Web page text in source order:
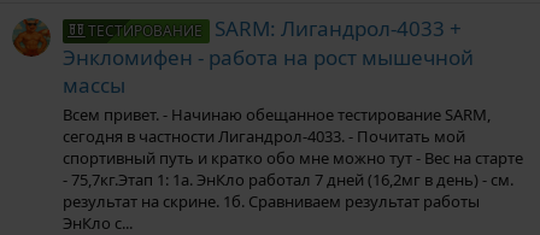
ТЕСТИРОВАНИЕ
SARM: Лигандрол-4033 +
Энкломифен - работа на рост мышечной
массы
Всем привет. - Начинаю обещанное тестирование SARM,
сегодня в частности Лигандрол-4033. - Почитать мой
спортивный путь и кратко обо мне можно тут - Вес на старте
- 75,7кг.Этап 1: 1а. ЭнКло работал 7 дней (16,2мг в день) - см.
результат на скрине. 1б. Сравниваем результат работы
ЭнКло с...